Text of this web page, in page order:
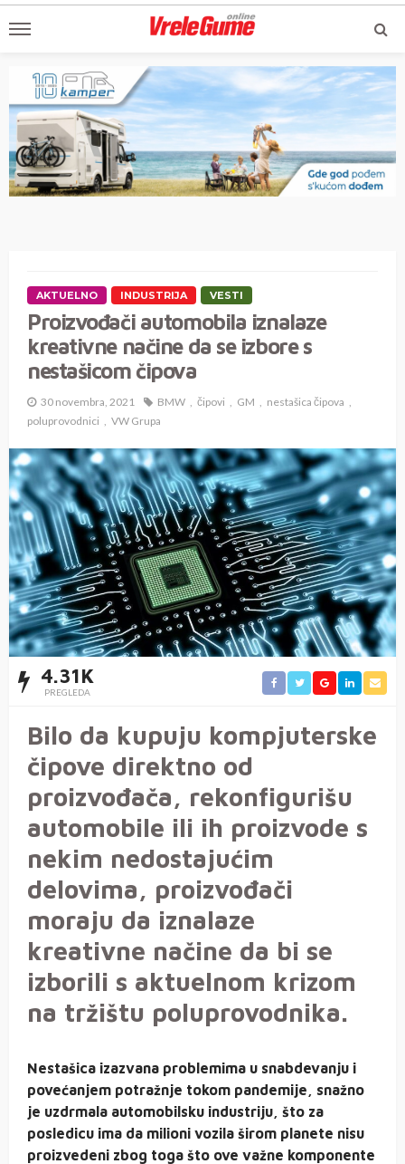
AKTUELNO INDUSTRIJA VESTI
Proizvođači automobila iznalaze
kreativne načine da se izbore s
nestašicom čipova
30 novembra, 2021 BMW čipovi GM
nestašica čipova
poluprovodnici
VW Grupa
4.31K
PREGLEDA
Bilo da kupuju kompjuterske
čipove direktno od
proizvođača, rekonfigurišu
automobile ili ih proizvode s
nekim nedostajućim
delovima, proizvođači
moraju da iznalaze
kreativne načine da bi se
izborili s aktuelnom krizom
na tržištu poluprovodnika.
Nestašica izazvana problemima u snabdevanju i
povećanjem potražnje tokom pandemije, snažno
je uzdrmala automobilsku industriju, što za
posledicu ima da milioni vozila širom planete nisu
proizvedeni zbog toga što ove važne komponente